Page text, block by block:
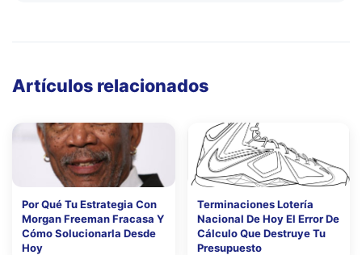
Artículos relacionados
Por Qué Tu Estrategia Con
Morgan Freeman Fracasa Y
Cómo Solucionarla Desde
Hoy
Terminaciones Lotería
Nacional De Hoy El Error De
Cálculo Que Destruye Tu
Presupuesto